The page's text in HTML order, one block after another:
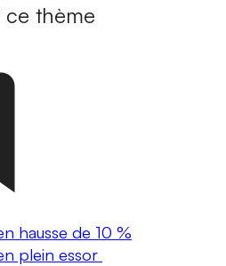
ce thème
hausse de 10 %
plein essor